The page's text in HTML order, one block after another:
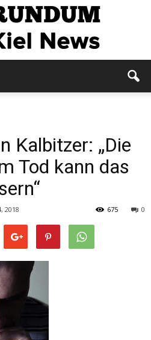
Kiel
News
Kalbitzer: „Die
Tod kann das
2018 0
675